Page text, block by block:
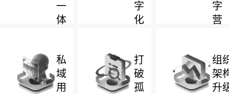
一
体
打通
线上
线下
字
化
数字
化建
设，
字
营
覆盖
公私
域，
私
域
用
打
破
孤
组
架
升